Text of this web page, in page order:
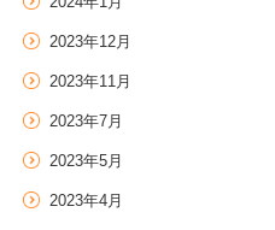
2023年12月
2023年11月
2023年7月
2023年5月
2023年4月